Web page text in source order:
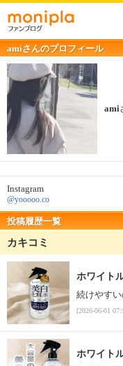
amiさんのプロフィール
ami
Instagram
@yooooo.co
投稿履歴一覧
カキコミ
ホワイト
続けやすい
[2026-06-01
ホワイト